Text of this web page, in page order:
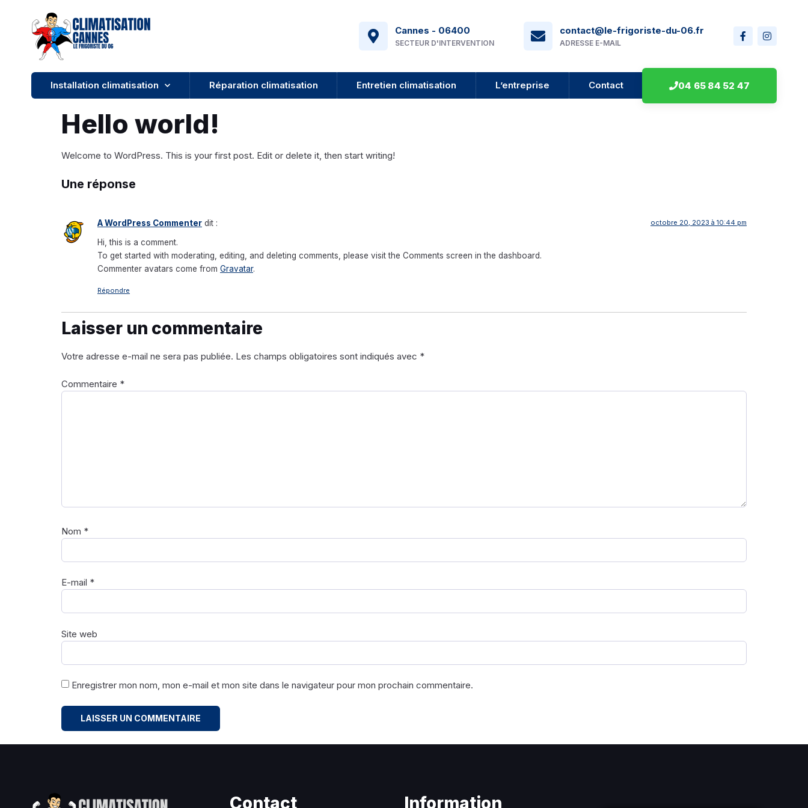
Cannes - 06400
SECTEUR D'INTERVENTION
contact@le-frigoriste-du-06.fr
ADRESSE E-MAIL
Installation climatisation Réparation climatisation Entretien climatisation L’entreprise Contact 04 65 84 52 47
Hello world!
Welcome to WordPress. This is your first post. Edit or delete it, then start writing!
Une réponse
A WordPress Commenter dit : octobre 20, 2023 à 10:44 pm
Hi, this is a comment.
To get started with moderating, editing, and deleting comments, please visit the Comments screen in the dashboard.
Commenter avatars come from Gravatar.
Répondre
Laisser un commentaire
Votre adresse e-mail ne sera pas publiée. Les champs obligatoires sont indiqués avec *
Commentaire *
Nom *
E-mail *
Site web
Enregistrer mon nom, mon e-mail et mon site dans le navigateur pour mon prochain commentaire.
Contact Information